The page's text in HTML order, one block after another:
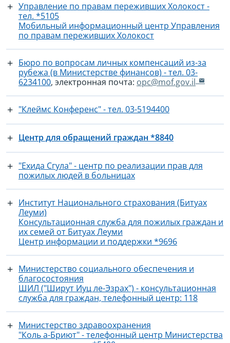
Управление по правам переживших Холокост -
тел. *5105
Мобильный информационный центр Управления
по правам переживших Холокост
Бюро по вопросам личных компенсаций из-за
рубежа (в Министерстве финансов) - тел. ‎03-
6234100, электронная почта: opc@mof.gov.il
"Клеймс Конференс" - тел. ‎03-5194400
Центр для обращений граждан *8840
"Ехида Сгула" - центр по реализации прав для
пожилых людей в больницах
Институт Национального страхования (Битуах
Леуми)
Консультационная служба для пожилых граждан и
их семей от Битуах Леуми
Центр информации и поддержки *9696
Министерство социального обеспечения и
благосостояния
ШИЛ ("Ширут Иуц ле-Эзрах") - консультационная
служба для граждан, телефонный центр: 118
Министерство здравоохранения
"Коль а-Бриют" - телефонный центр Министерства